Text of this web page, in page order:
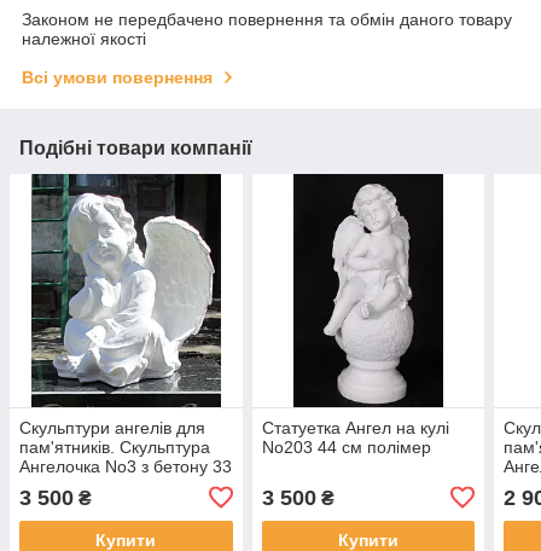
Законом не передбачено повернення та обмін даного товару
належної якості
Всі умови повернення
Подібні товари компанії
Скульптури ангелів для
пам'ятників. Скульптура
Ангелочка No3 з бетону 33
3 500 ₴
Купити
Статуетка Ангел на кулі
No203 44 см полімер
3 500₴
Купити
2